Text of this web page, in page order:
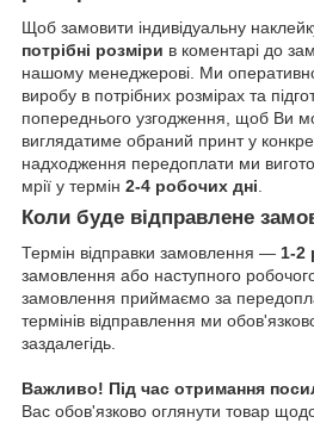
Щоб замовити індивідуальну
потрібні розміри в коментарі до
нашому менеджерові. Ми
виробу в потрібних розмірах та
попереднього узгодження, щоб Ви
виглядатиме обраний принт у
надходження передоплати ми
мрії у термін 2-4 робочих дні
Коли буде відправлене
Термін відправки замовлення — 1-2
замовлення або наступного
замовлення приймаємо за
термінів відправлення ми
заздалегідь.
Важливо! Під час отримання
Вас обов'язково оглянути товар щодо